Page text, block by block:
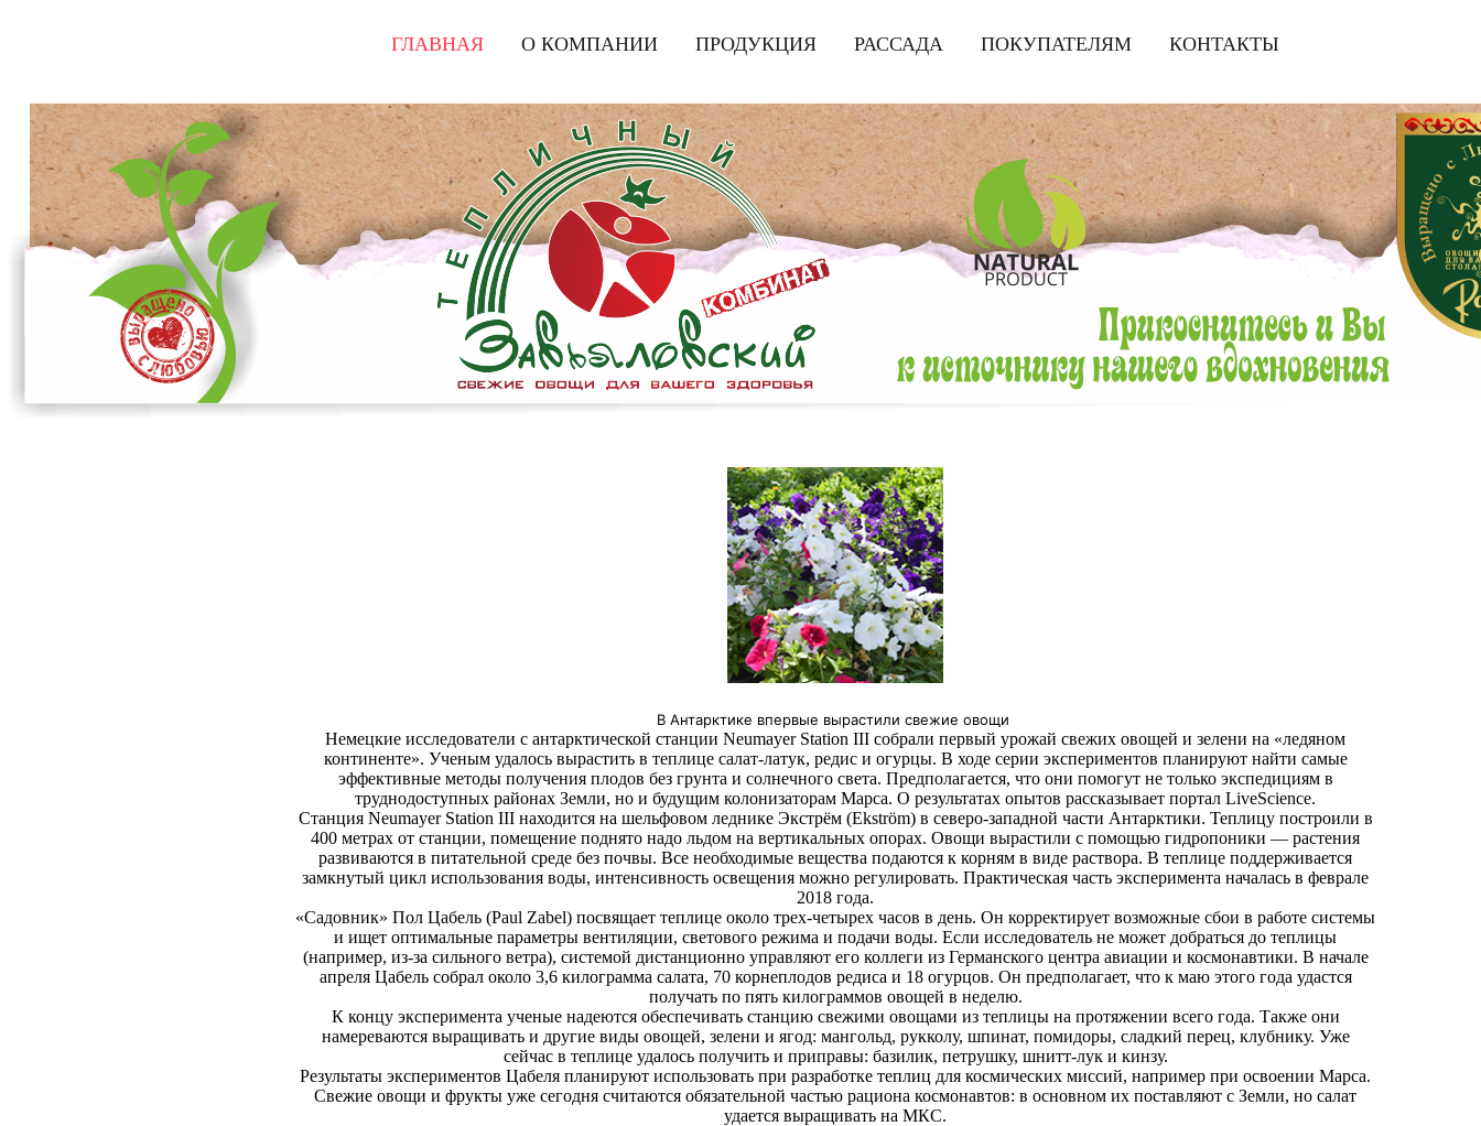
ГЛАВНАЯ О КОМПАНИИ ПРОДУКЦИЯ РАССАДА ПОКУПАТЕЛЯМ КОНТАКТЫ
В Антарктике впервые вырастили свежие овощи
Немецкие исследователи с антарктической станции Neumayer Station III собрали первый урожай свежих овощей и зелени на «ледяном
континенте». Ученым удалось вырастить в теплице салат-латук, редис и огурцы. В ходе серии экспериментов планируют найти самые
эффективные методы получения плодов без грунта и солнечного света. Предполагается, что они помогут не только экспедициям в
труднодоступных районах Земли, но и будущим колонизаторам Марса. О результатах опытов рассказывает портал LiveScience.
Станция Neumayer Station III находится на шельфовом леднике Экстрём (Ekström) в северо-западной части Антарктики. Теплицу построили в
400 метрах от станции, помещение поднято надо льдом на вертикальных опорах. Овощи вырастили с помощью гидропоники — растения
развиваются в питательной среде без почвы. Все необходимые вещества подаются к корням в виде раствора. В теплице поддерживается
замкнутый цикл использования воды, интенсивность освещения можно регулировать. Практическая часть эксперимента началась в феврале
2018 года.
«Садовник» Пол Цабель (Paul Zabel) посвящает теплице около трех-четырех часов в день. Он корректирует возможные сбои в работе системы
и ищет оптимальные параметры вентиляции, светового режима и подачи воды. Если исследователь не может добраться до теплицы
(например, из-за сильного ветра), системой дистанционно управляют его коллеги из Германского центра авиации и космонавтики. В начале
апреля Цабель собрал около 3,6 килограмма салата, 70 корнеплодов редиса и 18 огурцов. Он предполагает, что к маю этого года удастся
получать по пять килограммов овощей в неделю.
К концу эксперимента ученые надеются обеспечивать станцию свежими овощами из теплицы на протяжении всего года. Также они
намереваются выращивать и другие виды овощей, зелени и ягод: мангольд, рукколу, шпинат, помидоры, сладкий перец, клубнику. Уже
сейчас в теплице удалось получить и приправы: базилик, петрушку, шнитт-лук и кинзу.
Результаты экспериментов Цабеля планируют использовать при разработке теплиц для космических миссий, например при освоении Марса.
Свежие овощи и фрукты уже сегодня считаются обязательной частью рациона космонавтов: в основном их поставляют с Земли, но салат
удается выращивать на МКС.